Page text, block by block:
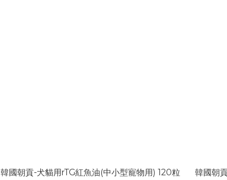
韓國朝貢-犬貓用rTG紅魚油(中小型寵物用) 120粒 韓國朝